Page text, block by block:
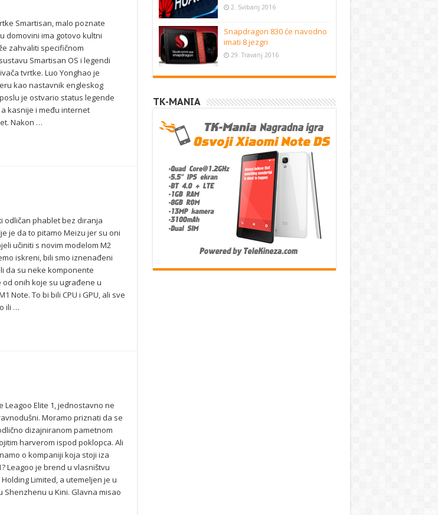
Smartisan, malo poznate
domovini ima gotovo kultni
zahvaliti specifičnom
Smartisan OS i legendi
tvrtke. Luo Yonghao je
kao nastavnik engleskog
je ostvario status legende
kasnije i među internet
Nakon …
odličan phablet bez diranja
je da to pitamo Meizu jer su oni
učiniti s novim modelom M2
iskreni, bili smo iznenađeni
da su neke komponente
od onih koje su ugrađene u
Note. To bi bili CPU i GPU, ali sve
ili …
Leagoo Elite 1, jednostavno ne
Moramo priznati da se
dizajniranom pametnom
harverom ispod poklopca. Ali
o kompaniji koja stoji iza
Leagoo je brend u vlasništvu
Holding Limited, a utemeljen je u
Shenzhenu u Kini. Glavna misao
2. Svibanj 2016
Snapdragon 830 će navodno
imati 8 jezgri
29. Travanj 2016
TK-MANIA